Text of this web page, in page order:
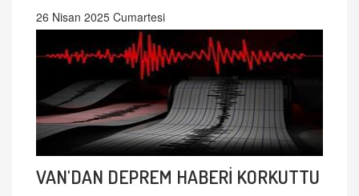
26 Nisan 2025 Cumartesi
VAN'DAN DEPREM HABERİ KORKUTTU